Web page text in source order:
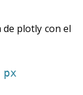
plotly con el
px